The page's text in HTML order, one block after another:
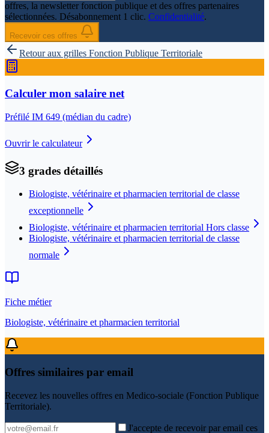
offres, la newsletter fonction publique et des offres partenaires
sélectionnées. Désabonnement 1 clic. Confidentialité.
Recevoir ces offres
Retour aux grilles Fonction Publique Territoriale
Calculer mon salaire net
Préfilé IM 649 (médian du cadre)
Ouvrir le calculateur
3 grades détaillés
Biologiste, vétérinaire et pharmacien territorial de classe
exceptionnelle
Biologiste, vétérinaire et pharmacien territorial Hors classe
Biologiste, vétérinaire et pharmacien territorial de classe
normale
Fiche métier
Biologiste, vétérinaire et pharmacien territorial
Offres similaires par email
Recevez les nouvelles offres en Medico-sociale (Fonction Publique
Territoriale).
J'accepte de recevoir par email ces